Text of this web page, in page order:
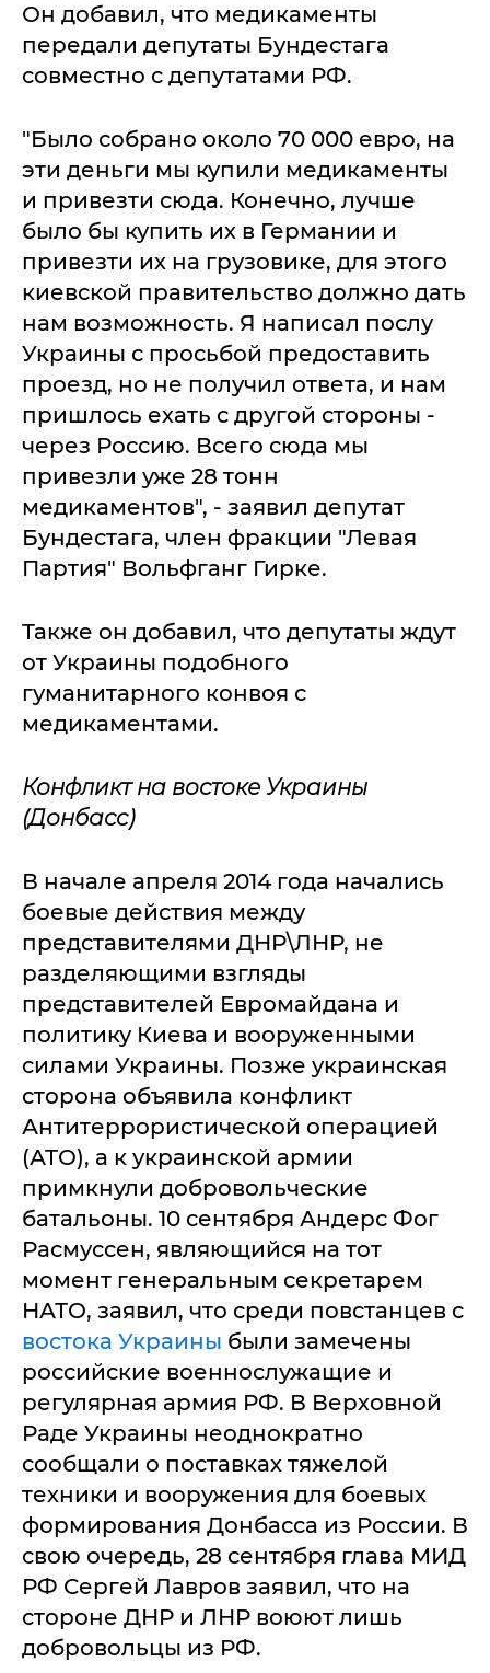
Он добавил, что медикаменты
передали депутаты Бундестага
совместно с депутатами РФ.
"Было собрано около 70 000 евро, на
эти деньги мы купили медикаменты
и привезти сюда. Конечно, лучше
было бы купить их в Германии и
привезти их на грузовике, для этого
киевской правительство должно дать
нам возможность. Я написал послу
Украины с просьбой предоставить
проезд, но не получил ответа, и нам
пришлось ехать с другой стороны -
через Россию. Всего сюда мы
привезли уже 28 тонн
медикаментов", - заявил депутат
Бундестага, член фракции "Левая
Партия" Вольфганг Гирке.
Также он добавил, что депутаты ждут
от Украины подобного
гуманитарного конвоя с
медикаментами.
Конфликт на востоке Украины
(Донбасс)
В начале апреля 2014 года начались
боевые действия между
представителями ДНР\ЛНР, не
разделяющими взгляды
представителей Евромайдана и
политику Киева и вооруженными
силами Украины. Позже украинская
сторона объявила конфликт
Антитеррористической операцией
(АТО), а к украинской армии
примкнули добровольческие
батальоны. 10 сентября Андерс Фог
Расмуссен, являющийся на тот
момент генеральным секретарем
НАТО, заявил, что среди повстанцев с
востока Украины были замечены
российские военнослужащие и
регулярная армия РФ. В Верховной
Раде Украины неоднократно
сообщали о поставках тяжелой
техники и вооружения для боевых
формирования Донбасса из России. В
свою очередь, 28 сентября глава МИД
РФ Сергей Лавров заявил, что на
стороне ДНР и ЛНР воюют лишь
добровольцы из РФ.